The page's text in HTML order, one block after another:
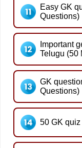
Easy GK
Questions)
Important
Telugu (50
GK
Questions)
50 GK